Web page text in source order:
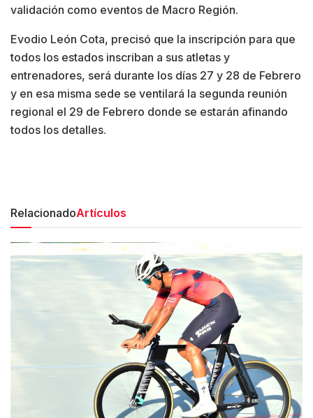
validación como eventos de Macro Región.
Evodio León Cota, precisó que la inscripción para que
todos los estados inscriban a sus atletas y
entrenadores, será durante los días 27 y 28 de Febrero
y en esa misma sede se ventilará la segunda reunión
regional el 29 de Febrero donde se estarán afinando
todos los detalles.
RelacionadoArtículos